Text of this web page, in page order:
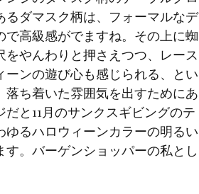
ダマスク柄は、フォーマルなデ
高級感がでますね。その上に蜘
やんわりと押さえつつ、レース
ンの遊び心も感じられる、とい
ち着いた雰囲気を出すためにあ
と11月のサンクスギビングのテ
るハロウィーンカラーの明るい
。バーゲンショッパーの私とし